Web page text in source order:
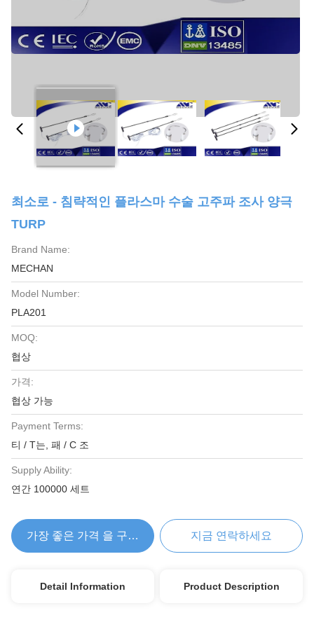
최소로 - 침략적인 플라스마 수술 고주파 조사 양극
TURP
Brand Name:
MECHAN
Model Number:
PLA201
MOQ:
협상
가격:
협상 가능
Payment Terms:
티 / T는, 패 / C 조
Supply Ability:
연간 100000 세트
가장 좋은 가격 을 구하라 지금 연락하세요
Detail Information Product Description